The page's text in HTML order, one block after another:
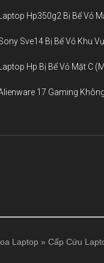
Laptop Hp350g2 Bị Bể Vỏ
Sve14 Bị Bể Vỏ Khu
Laptop Hp Bị Bể Vỏ Mặt C
17 Gaming
Laptop » Cấp Cứu